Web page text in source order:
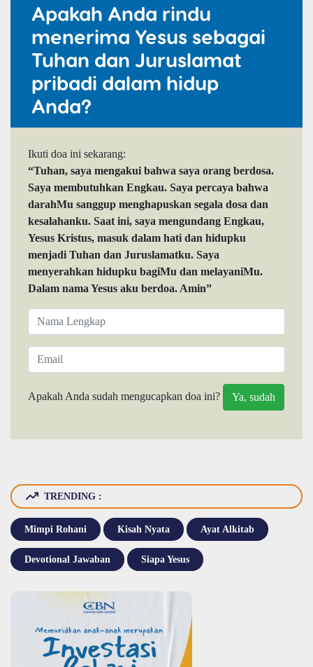
Apakah Anda rindu
menerima Yesus sebagai
Tuhan dan Juruslamat
pribadi dalam hidup
Anda?
Ikuti doa ini sekarang:
“Tuhan, saya mengakui bahwa saya orang berdosa.
Saya membutuhkan Engkau. Saya percaya bahwa
darahMu sanggup menghapuskan segala dosa dan
kesalahanku. Saat ini, saya mengundang Engkau,
Yesus Kristus, masuk dalam hati dan hidupku
menjadi Tuhan dan Juruslamatku. Saya
menyerahkan hidupku bagiMu dan melayaniMu.
Dalam nama Yesus aku berdoa. Amin”
Apakah Anda sudah mengucapkan doa ini?
TRENDING :
Mimpi Rohani Kisah Nyata Ayat Alkitab
Devotional Jawaban Siapa Yesus